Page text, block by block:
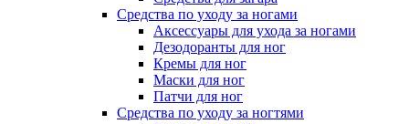
Средства по уходу за ногами
Аксессуары для ухода за ногами
Дезодоранты для ног
Кремы для ног
Маски для ног
Патчи для ног
Средства по уходу за ногтями